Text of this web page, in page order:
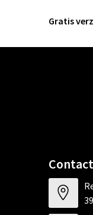
Gratis
Contact